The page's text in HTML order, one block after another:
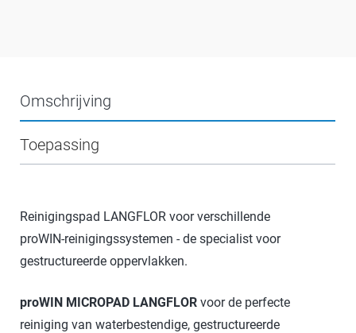
Omschrijving
Toepassing
Reinigingspad LANGFLOR voor verschillende
proWIN-reinigingssystemen - de specialist voor
gestructureerde oppervlakken.
proWIN MICROPAD LANGFLORvoor de perfecte
reiniging van waterbestendige, gestructureerde